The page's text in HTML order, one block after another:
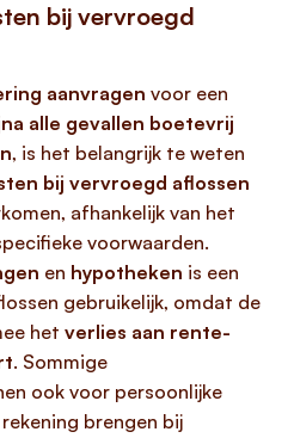
bij vervroegd
aanvragen voor een
alle gevallen boetevrij
, is het belangrijk te weten
bij vervroegd aflossen
afhankelijk van het
voorwaarden.
en hypotheken is een
gebruikelijk, omdat de
het verlies aan rente-
. Sommige
ook voor persoonlijke
brengen bij